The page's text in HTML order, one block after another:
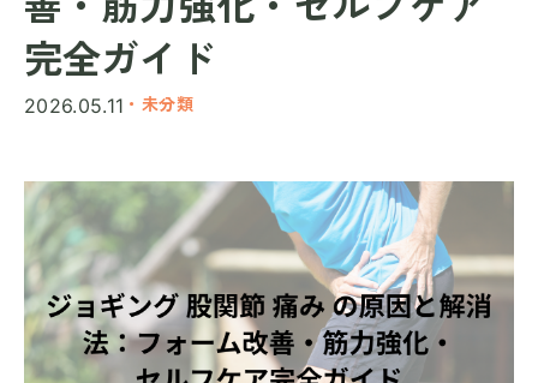
完全ガイド
2026.05.11 ・未分類